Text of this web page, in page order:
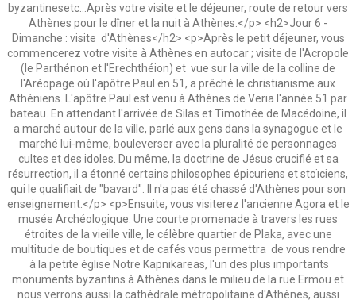
byzantinesetc...Après votre visite et le déjeuner, route de retour vers
Athènes pour le dîner et la nuit à Athènes.</p> <h2>Jour 6 -
Dimanche : visite d'Athènes</h2> <p>Après le petit déjeuner, vous
commencerez votre visite à Athènes en autocar ; visite de l'Acropole
(le Parthénon et l'Erechthéion) et vue sur la ville de la colline de
l'Aréopage où l'apôtre Paul en 51, a prêché le christianisme aux
Athéniens. L'apôtre Paul est venu à Athènes de Veria l'année 51 par
bateau. En attendant l'arrivée de Silas et Timothée de Macédoine, il
a marché autour de la ville, parlé aux gens dans la synagogue et le
marché lui-même, bouleverser avec la pluralité de personnages
cultes et des idoles. Du même, la doctrine de Jésus crucifié et sa
résurrection, il a étonné certains philosophes épicuriens et stoïciens,
qui le qualifiait de "bavard". Il n'a pas été chassé d'Athènes pour son
enseignement.</p> <p>Ensuite, vous visiterez l'ancienne Agora et le
musée Archéologique. Une courte promenade à travers les rues
étroites de la vieille ville, le célèbre quartier de Plaka, avec une
multitude de boutiques et de cafés vous permettra de vous rendre
à la petite église Notre Kapnikareas, l'un des plus importants
monuments byzantins à Athènes dans le milieu de la rue Ermou et
nous verrons aussi la cathédrale métropolitaine d'Athènes, aussi